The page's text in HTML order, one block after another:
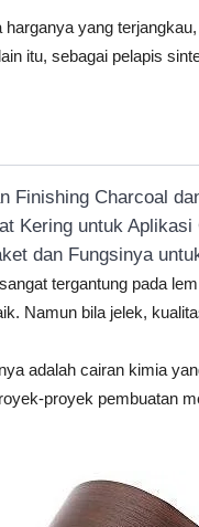
yang
itu, sebagai pelapis
Finishing Charcoal
Kering untuk Aplikasi
dan Fungsinya
tergantung pada
Namun bila jelek,
adalah cairan kimia
proyek pembuatan